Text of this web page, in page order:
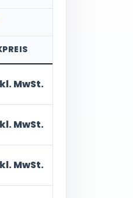
MwSt.
MwSt.
MwSt.